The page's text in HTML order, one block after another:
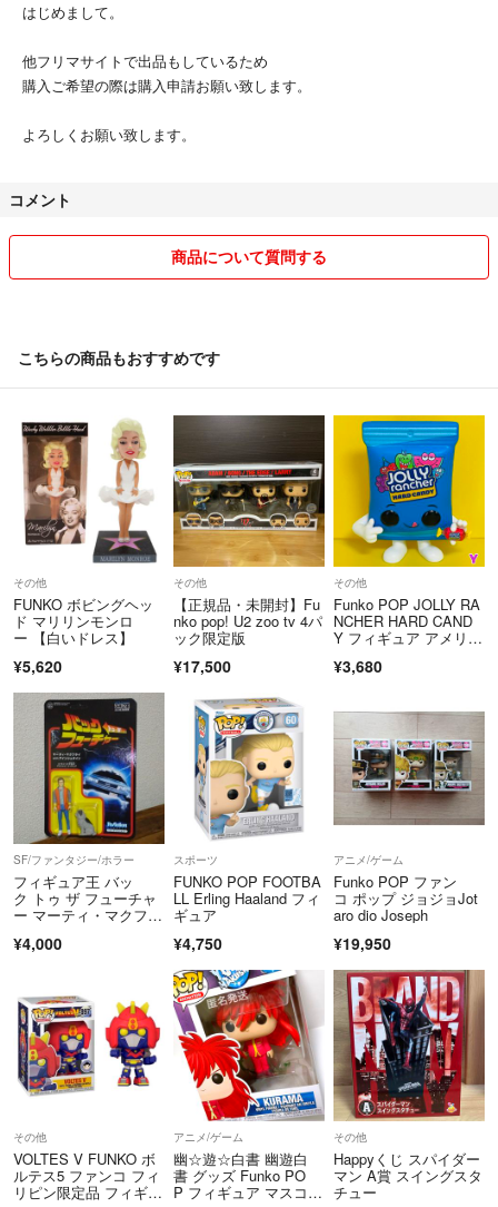
はじめまして。
他フリマサイトで出品もしているため
購入ご希望の際は購入申請お願い致します。
よろしくお願い致します。
コメント
商品について質問する
こちらの商品もおすすめです
その他
FUNKO ボビングヘッ
ド マリリンモンロ
ー 【白いドレス】
¥5,620
その他
【正規品・未開封】Fu
nko pop! U2 zoo tv 4パ
ック限定版
¥17,500
その他
Funko POP JOLLY RA
NCHER HARD CAND
Y フィギュア アメリカ
Y
¥3,680
SF/ファンタジー/ホラー
フィギュア王 バッ
ク トゥ ザ フューチャ
ー マーティ・マクフラ
¥4,000
スポーツ
FUNKO POP FOOTBA
LL Erling Haaland フィ
ギュア
¥4,750
アニメ/ゲーム
Funko POP ファン
コ ポップ ジョジョJot
aro dio Joseph
¥19,950
その他
VOLTES V FUNKO ボ
ルテス5 ファンコ フィ
リピン限定品 フィギュ
アニメ/ゲーム
幽☆遊☆白書 幽遊白
書 グッズ Funko PO
P フィギュア マスコッ
その他
Happyくじ スパイダー
マン A賞 スイングスタ
チュー